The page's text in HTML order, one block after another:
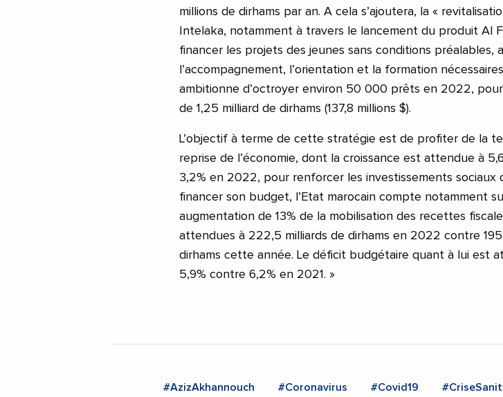
millions de dirhams par an. A cela s’ajoutera, la «
Intelaka, notamment à travers le lancement du produit Al
financer les projets des jeunes sans conditions préalables,
l’accompagnement, l’orientation et la formation
ambitionne d’octroyer environ 50 000 prêts en 2022,
de 1,25 milliard de dirhams (137,8 millions $).
L’objectif à terme de cette stratégie est de profiter de la
reprise de l’économie, dont la croissance est attendue à
3,2% en 2022, pour renforcer les investissements sociaux
financer son budget, l’Etat marocain compte notamment
augmentation de 13% de la mobilisation des recettes
attendues à 222,5 milliards de dirhams en 2022 contre
dirhams cette année. Le déficit budgétaire quant à lui est
5,9% contre 6,2% en 2021. »
#AzizAkhannouch #Coronavirus #Covid19